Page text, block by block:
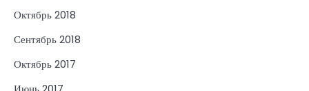
Октябрь 2018
Сентябрь 2018
Октябрь 2017